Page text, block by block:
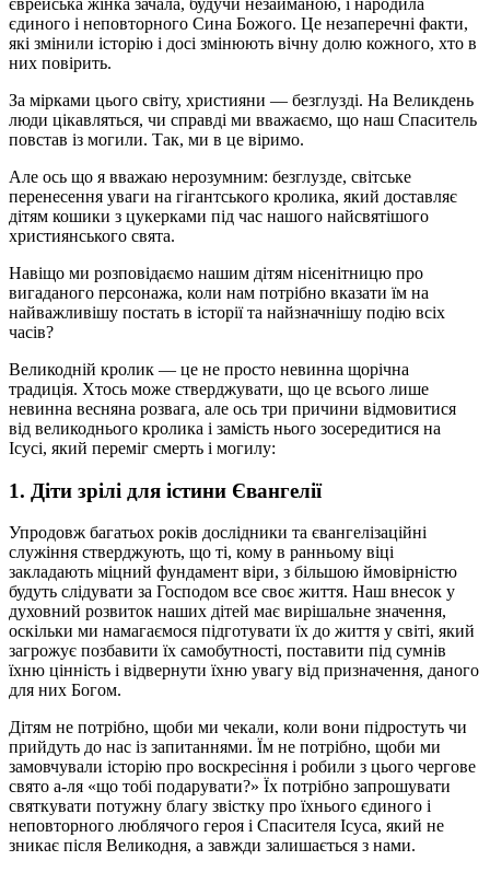
єдиного і неповторного Сина Божого. Це незаперечні факти,
які змінили історію і досі змінюють вічну долю кожного, хто в
них повірить.
За мірками цього світу, християни — безглузді. На Великдень
люди цікавляться, чи справді ми вважаємо, що наш Спаситель
повстав із могили. Так, ми в це віримо.
Але ось що я вважаю нерозумним: безглузде, світське
перенесення уваги на гігантського кролика, який доставляє
дітям кошики з цукерками під час нашого найсвятішого
християнського свята.
Навіщо ми розповідаємо нашим дітям нісенітницю про
вигаданого персонажа, коли нам потрібно вказати їм на
найважливішу постать в історії та найзначнішу подію всіх
часів?
Великодній кролик — це не просто невинна щорічна
традиція. Хтось може стверджувати, що це всього лише
невинна весняна розвага, але ось три причини відмовитися
від великоднього кролика і замість нього зосередитися на
Ісусі, який переміг смерть і могилу:
1. Діти зрілі для істини Євангелії
Упродовж багатьох років дослідники та євангелізаційні
служіння стверджують, що ті, кому в ранньому віці
закладають міцний фундамент віри, з більшою ймовірністю
будуть слідувати за Господом все своє життя. Наш внесок у
духовний розвиток наших дітей має вирішальне значення,
оскільки ми намагаємося підготувати їх до життя у світі, який
загрожує позбавити їх самобутності, поставити під сумнів
їхню цінність і відвернути їхню увагу від призначення, даного
для них Богом.
Дітям не потрібно, щоби ми чекали, коли вони підростуть чи
прийдуть до нас із запитаннями. Їм не потрібно, щоби ми
замовчували історію про воскресіння і робили з цього чергове
свято а-ля «що тобі подарувати?» Їх потрібно запрошувати
святкувати потужну благу звістку про їхнього єдиного і
неповторного люблячого героя і Спасителя Ісуса, який не
зникає після Великодня, а завжди залишається з нами.